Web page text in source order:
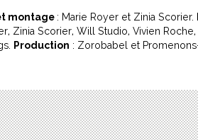
montage : Marie Royer et Zinia Scorier.
Zinia Scorier, Will Studio, Vivien
Production : Zorobabel et